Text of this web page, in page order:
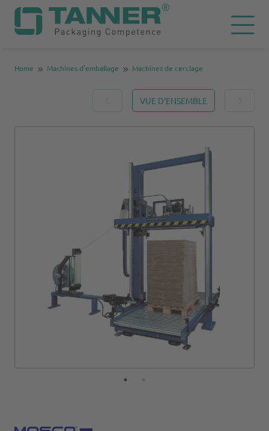
Home Machines d’emballage Machines de cerclage
VUE D'ENSEMBLE